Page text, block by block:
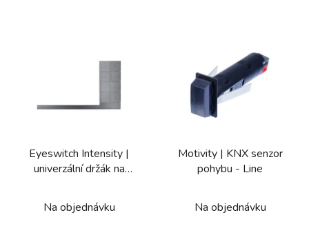
Eyeswitch Intensity |
univerzální držák na
Na objednávku
Motivity | KNX senzor
pohybu - Line
Na objednávku